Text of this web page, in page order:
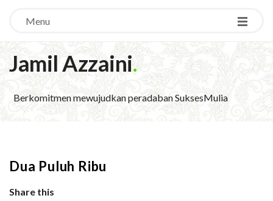
Menu
Jamil Azzaini.
Berkomitmen mewujudkan peradaban SuksesMulia
Dua Puluh Ribu
Share this